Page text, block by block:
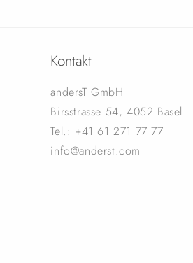
Kontakt
andersT GmbH
Birsstrasse 54, 4052 Basel
Tel.: +41 61 271 77 77
info@anderst.com